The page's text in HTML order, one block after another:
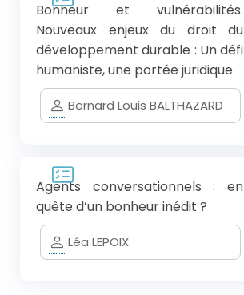
Bonheur et vulnérabilités.
Nouveaux enjeux du droit du
développement durable : Un défi
humaniste, une portée juridique
Bernard Louis BALTHAZARD
Agents conversationnels : en
quête d’un bonheur inédit ?
Léa LEPOIX